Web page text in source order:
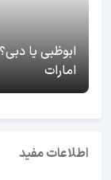
ابوظبی یا
امارات
اطلاعات مفید